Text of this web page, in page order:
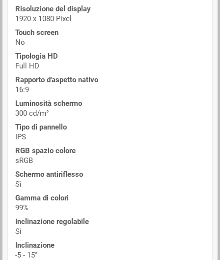
Risoluzione del display
1920 x 1080 Pixel
Touch screen
No
Tipologia HD
Full HD
Rapporto d'aspetto nativo
16:9
Luminosità schermo
300 cd/m²
Tipo di pannello
IPS
RGB spazio colore
sRGB
Schermo antiriflesso
Sì
Gamma di colori
99%
Inclinazione regolabile
Sì
Inclinazione
-5 - 15°